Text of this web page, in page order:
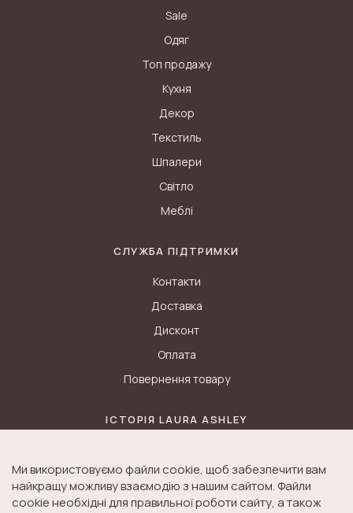
Sale
Одяг
Топ продажу
Кухня
Декор
Текстиль
Шпалери
Світло
Меблі
СЛУЖБА ПІДТРИМКИ
Контакти
Доставка
Дисконт
Оплата
Повернення товару
ІСТОРІЯ LAURA ASHLEY
Історія K&A
Історія Laura Ashley
Ми використовуємо файли cookie, щоб забезпечити вам
найкращу можливу взаємодію з нашим сайтом. Файли
cookie необхідні для правильної роботи сайту, а також